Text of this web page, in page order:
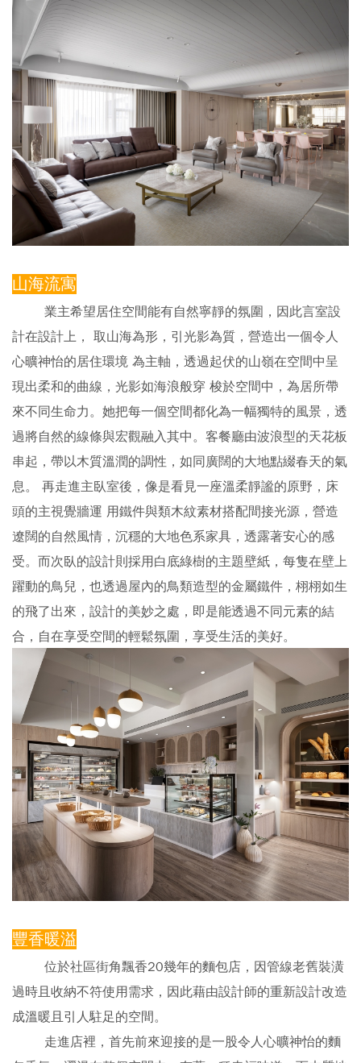
山海流寓
業主希望居住空間能有自然寧靜的氛圍，因此言室設
計在設計上， 取山海為形，引光影為質，營造出一個令人
心曠神怡的居住環境 為主軸，透過起伏的山嶺在空間中呈
現出柔和的曲線，光影如海浪般穿 梭於空間中，為居所帶
來不同生命力。她把每一個空間都化為一幅獨特的風景，透
過將自然的線條與宏觀融入其中。客餐廳由波浪型的天花板
串起，帶以木質溫潤的調性，如同廣闊的大地點綴春天的氣
息。 再走進主臥室後，像是看見一座溫柔靜謐的原野，床
頭的主視覺牆運 用鐵件與類木紋素材搭配間接光源，營造
遼闊的自然風情，沉穩的大地色系家具，透露著安心的感
受。而次臥的設計則採用白底綠樹的主題壁紙，每隻在壁上
躍動的鳥兒，也透過屋內的鳥類造型的金屬鐵件，栩栩如生
的飛了出來，設計的美妙之處，即是能透過不同元素的結
合，自在享受空間的輕鬆氛圍，享受生活的美好。
豐香暖溢
位於社區街角飄香20幾年的麵包店，因管線老舊裝潢
過時且收納不符使用需求，因此藉由設計師的重新設計改造
成溫暖且引人駐足的空間。
走進店裡，首先前來迎接的是一股令人心曠神怡的麵